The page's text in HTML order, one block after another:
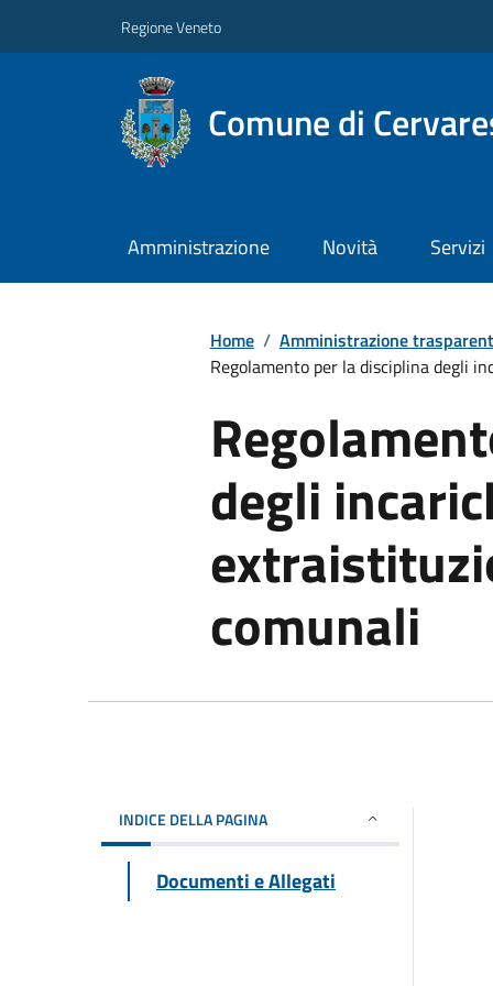
Regione Veneto
Comune di
Amministrazione Novità Servizi
Home / Amministrazione
Regolamento per la disciplina degli
degli
comunali
INDICE DELLA PAGINA
Documenti e Allegati